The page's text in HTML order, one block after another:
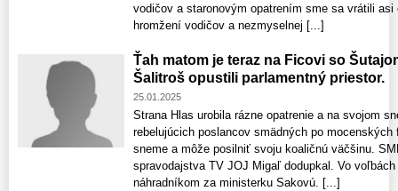
vodičov a staronovým opatrením sme sa vrátili
hromžení vodičov a nezmyselnej [...]
Ťah matom je teraz na Ficovi so
Šalitroš opustili parlamentný priestor.
25.01.2025
Strana Hlas urobila rázne opatrenie a na svojom
rebelujúcich poslancov smädných po
sneme a môže posilniť svoju koaličnú väčšinu.
spravodajstva TV JOJ Migaľ dodupkal. Vo
náhradníkom za ministerku Sakovú. [...]